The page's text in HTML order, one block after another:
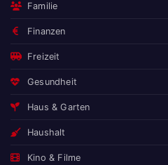
Familie
Finanzen
Freizeit
Gesundheit
Haus & Garten
Haushalt
Kino & Filme